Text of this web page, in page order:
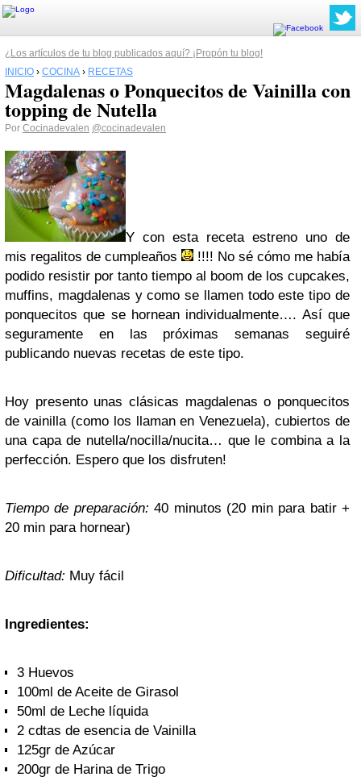
¿Los artículos de tu blog publicados aquí? ¡Propón tu blog!
INICIO › COCINA › RECETAS
Magdalenas o Ponquecitos de Vainilla con
topping de Nutella
Por Cocinadevalen @cocinadevalen
Y con esta receta estreno uno de
mis regalitos de cumpleaños
!!!! No sé cómo me había
podido resistir por tanto tiempo al boom de los cupcakes,
muffins, magdalenas y como se llamen todo este tipo de
ponquecitos que se hornean individualmente…. Así que
seguramente en las próximas semanas seguiré
publicando nuevas recetas de este tipo.
Hoy presento unas clásicas magdalenas o ponquecitos
de vainilla (como los llaman en Venezuela), cubiertos de
una capa de nutella/nocilla/nucita… que le combina a la
perfección. Espero que los disfruten!
Tiempo de preparación: 40 minutos (20 min para batir +
20 min para hornear)
Dificultad: Muy fácil
Ingredientes:
3 Huevos
100ml de Aceite de Girasol
50ml de Leche líquida
2 cdtas de esencia de Vainilla
125gr de Azúcar
200gr de Harina de Trigo